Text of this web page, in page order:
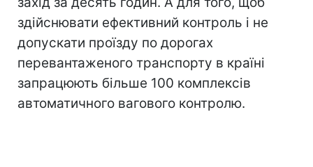
здійснювати ефективний контроль і не
допускати проїзду по дорогах
перевантаженого транспорту в країні
запрацюють більше 100 комплексів
автоматичного вагового контролю.